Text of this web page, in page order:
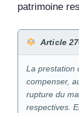
patrimoine
Article
La prestation
compenser,
rupture du
respectives.